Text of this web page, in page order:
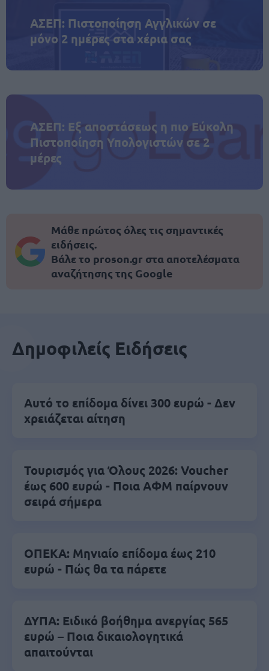
ΑΣΕΠ: Πιστοποίηση Αγγλικών σε
μόνο 2 ημέρες στα χέρια σας
ΑΣΕΠ: Εξ αποστάσεως η πιο Εύκολη
Πιστοποίηση Υπολογιστών σε 2
μέρες
Μάθε πρώτος όλες τις σημαντικές
ειδήσεις.
Βάλε το proson.gr στα αποτελέσματα
αναζήτησης της Google
Δημοφιλείς Ειδήσεις
Αυτό το επίδομα δίνει 300 ευρώ - Δεν
χρειάζεται αίτηση
Τουρισμός για Όλους 2026: Voucher
έως 600 ευρώ - Ποια ΑΦΜ παίρνουν
σειρά σήμερα
ΟΠΕΚΑ: Μηνιαίο επίδομα έως 210
ευρώ - Πώς θα τα πάρετε
ΔΥΠΑ: Ειδικό βοήθημα ανεργίας 565
ευρώ – Ποια δικαιολογητικά
απαιτούνται